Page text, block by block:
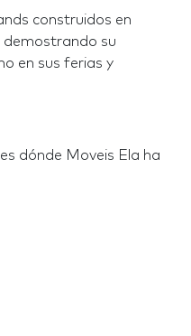
construidos en
demostrando su
en sus ferias y
dónde Moveis Ela ha